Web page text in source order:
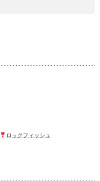
ロックフィッシュ